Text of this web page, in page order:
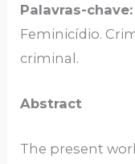
Palavras-chave:
Feminicídio.
criminal.
Abstract
The present